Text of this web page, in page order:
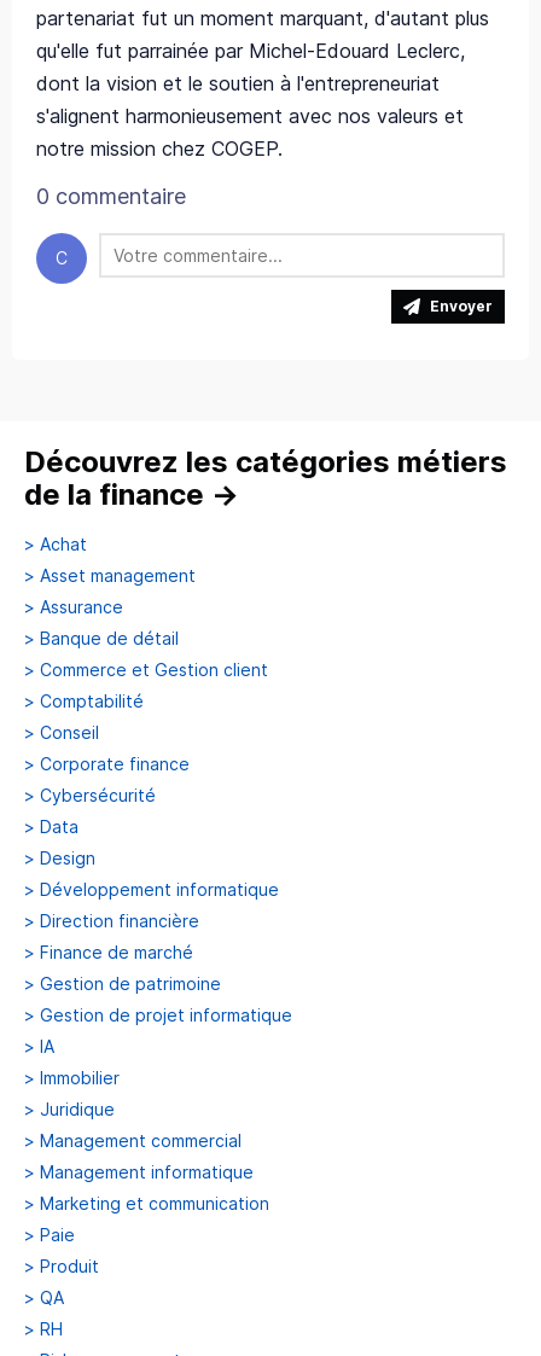
partenariat fut un moment marquant, d'autant plus
qu'elle fut parrainée par Michel-Edouard Leclerc,
dont la vision et le soutien à l'entrepreneuriat
s'alignent harmonieusement avec nos valeurs et
notre mission chez COGEP.
0 commentaire
C
Envoyer
Découvrez les catégories métiers
de la finance →
> Achat
> Asset management
> Assurance
> Banque de détail
> Commerce et Gestion client
> Comptabilité
> Conseil
> Corporate finance
> Cybersécurité
> Data
> Design
> Développement informatique
> Direction financière
> Finance de marché
> Gestion de patrimoine
> Gestion de projet informatique
> IA
> Immobilier
> Juridique
> Management commercial
> Management informatique
> Marketing et communication
> Paie
> Produit
> QA
> RH